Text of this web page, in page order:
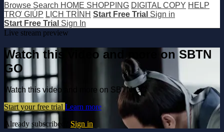
Browse Search HOME SHOPPING DIGITAL COPY HELP
TRỢ GIÚP LỊCH TRÌNH Start Free Trial Sign in
Start Free Trial Sign In
Live stream preview
Watch this video and more on SBTN
GO
Watch this video and more on SBTN GO
Start your free trial Learn more
Already subscribed? Sign in